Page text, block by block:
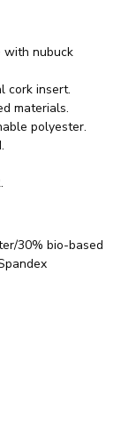
with nubuck
cork insert.
materials.
polyester.
30% bio-based